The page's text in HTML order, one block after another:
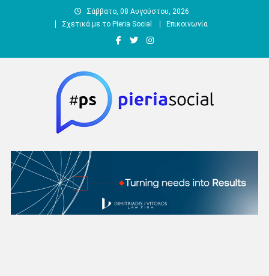
Σάββατο, 08 Αυγούστου, 2026
Σχετικά με το Pieria Social
Επικοινωνία
Pieria Social